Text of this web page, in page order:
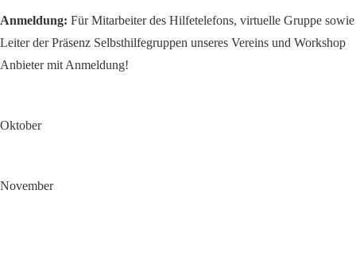
Anmeldung: Für Mitarbeiter des Hilfetelefons, virtuelle Gruppe sowie
Leiter der Präsenz Selbsthilfegruppen unseres Vereins und Workshop
Anbieter mit Anmeldung!
Oktober
November